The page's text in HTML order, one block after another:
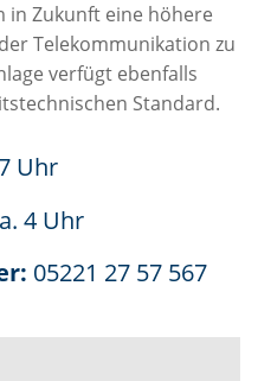
in Zukunft eine höhere
Telekommunikation zu
verfügt ebenfalls
Standard.
Uhr
4 Uhr
05221 27 57 567